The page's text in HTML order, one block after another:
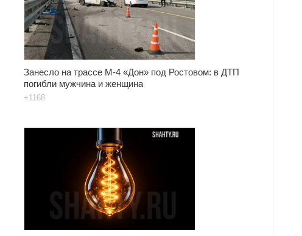
Занесло на трассе М-4 «Дон» под Ростовом: в ДТП
погибли мужчина и женщина
+1168